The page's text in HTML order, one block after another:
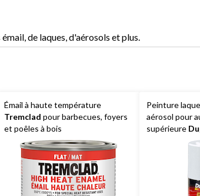
de laques, d'aérosols et plus.
Émail à haute température
Tremclad pour barbecues, foyers
et poêles à bois
Peinture
aérosol pour
supérieure
Match, blanc